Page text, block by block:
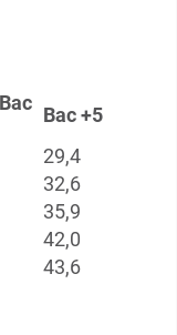
Bac +5
29,4
32,6
35,9
42,0
43,6